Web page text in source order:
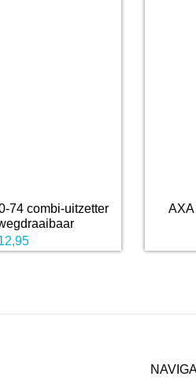
74 combi-uitzetter